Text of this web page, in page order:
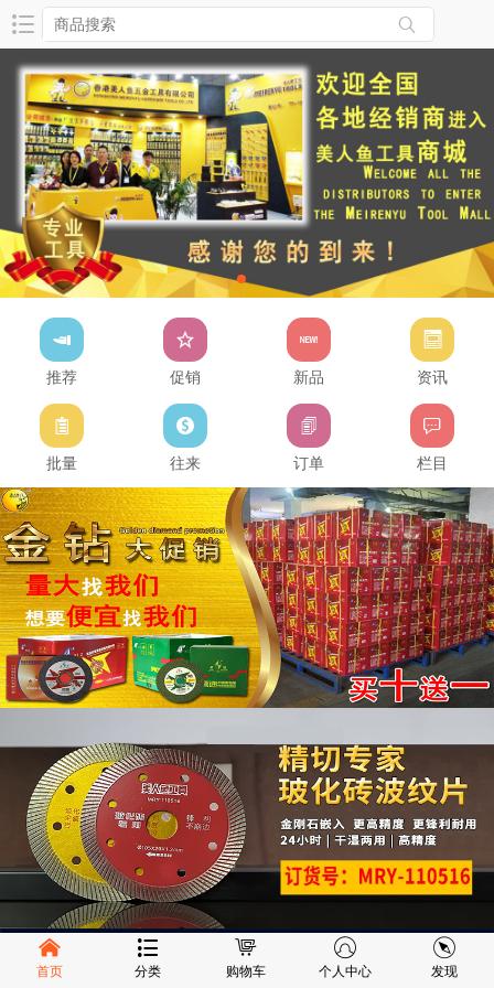
推荐 促销 新品 资讯
批量 往来 订单 栏目
首页 分类 购物车 个人中心 发现